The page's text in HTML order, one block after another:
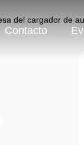
Contacto
del cargador de